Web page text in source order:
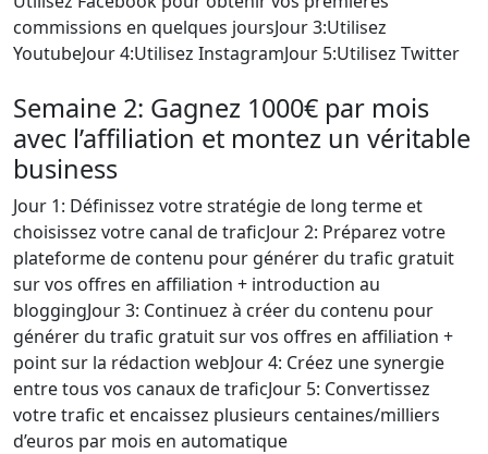
commissions en quelques joursJour 3:Utilisez
YoutubeJour 4:Utilisez InstagramJour 5:Utilisez Twitter
Semaine 2: Gagnez 1000€ par mois
avec l’affiliation et montez un véritable
business
Jour 1: Définissez votre stratégie de long terme et
choisissez votre canal de traficJour 2: Préparez votre
plateforme de contenu pour générer du trafic gratuit
sur vos offres en affiliation + introduction au
bloggingJour 3: Continuez à créer du contenu pour
générer du trafic gratuit sur vos offres en affiliation +
point sur la rédaction webJour 4: Créez une synergie
entre tous vos canaux de traficJour 5: Convertissez
votre trafic et encaissez plusieurs centaines/milliers
d’euros par mois en automatique